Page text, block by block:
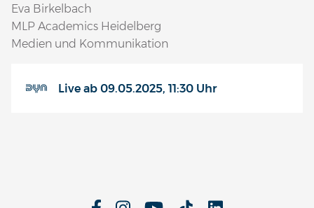
Eva Birkelbach
MLP Academics Heidelberg
Medien und Kommunikation
Live ab 09.05.2025, 11:30 Uhr